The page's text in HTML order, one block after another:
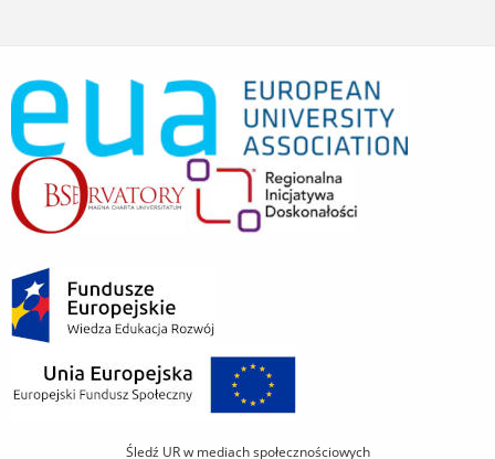
Śledź UR w mediach społecznościowych